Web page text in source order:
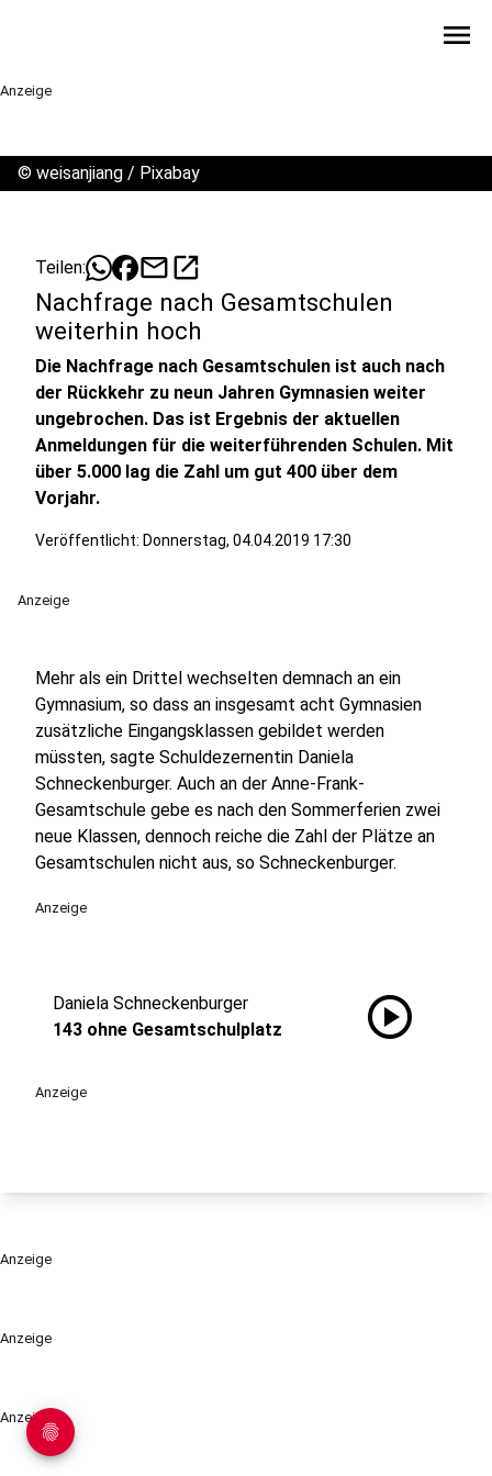
menu
Anzeige
Anzeige
Anzeige
© weisanjiang / Pixabay
Teilen: mailopen_in_new
Nachfrage nach Gesamtschulen
weiterhin hoch
Die Nachfrage nach Gesamtschulen ist auch nach
der Rückkehr zu neun Jahren Gymnasien weiter
ungebrochen. Das ist Ergebnis der aktuellen
Anmeldungen für die weiterführenden Schulen. Mit
über 5.000 lag die Zahl um gut 400 über dem
Vorjahr.
Veröffentlicht: Donnerstag, 04.04.2019 17:30
Anzeige
Mehr als ein Drittel wechselten demnach an ein
Gymnasium, so dass an insgesamt acht Gymnasien
zusätzliche Eingangsklassen gebildet werden
müssten, sagte Schuldezernentin Daniela
Schneckenburger. Auch an der Anne-Frank-
Gesamtschule gebe es nach den Sommerferien zwei
neue Klassen, dennoch reiche die Zahl der Plätze an
Gesamtschulen nicht aus, so Schneckenburger.
Anzeige
Daniela Schneckenburger
143 ohne Gesamtschulplatz
play_circle
Anzeige
Anzeige